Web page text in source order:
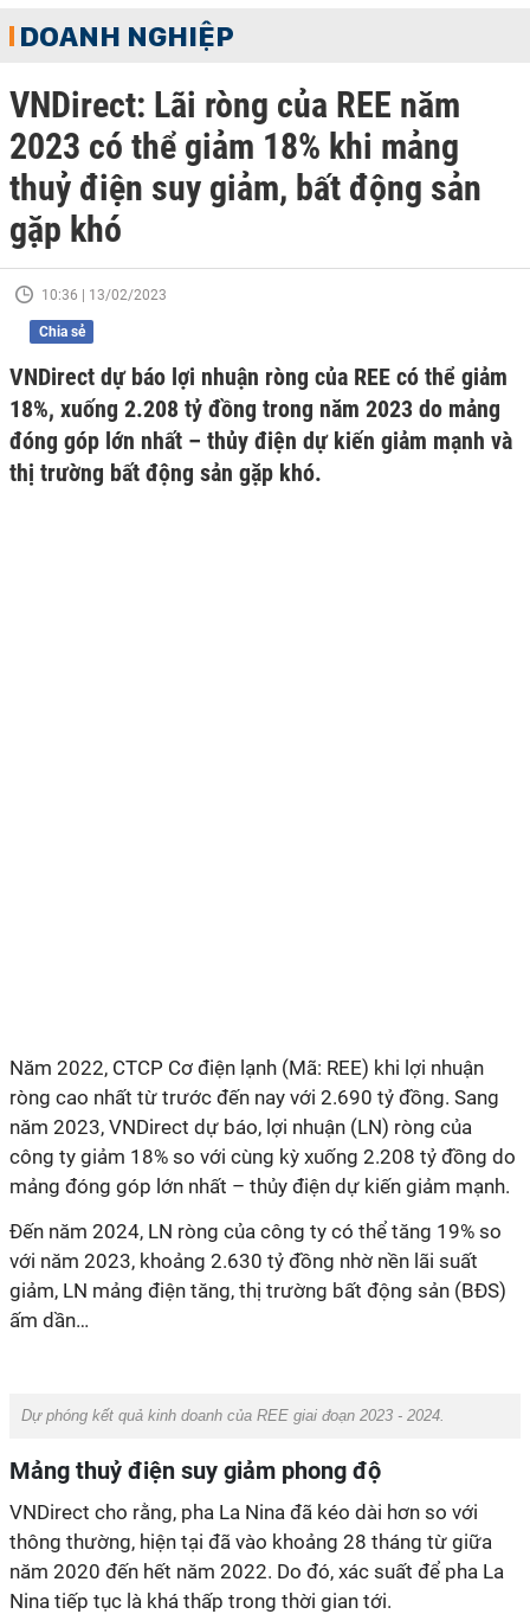
DOANH NGHIỆP
VNDirect: Lãi ròng của REE năm
2023 có thể giảm 18% khi mảng
thuỷ điện suy giảm, bất động sản
gặp khó
10:36 | 13/02/2023
Chia sẻ
VNDirect dự báo lợi nhuận ròng của REE có thể giảm
18%, xuống 2.208 tỷ đồng trong năm 2023 do mảng
đóng góp lớn nhất – thủy điện dự kiến giảm mạnh và
thị trường bất động sản gặp khó.
Năm 2022, CTCP Cơ điện lạnh (Mã: REE) khi lợi nhuận
ròng cao nhất từ trước đến nay với 2.690 tỷ đồng. Sang
năm 2023, VNDirect dự báo, lợi nhuận (LN) ròng của
công ty giảm 18% so với cùng kỳ xuống 2.208 tỷ đồng do
mảng đóng góp ớn nhất – thủy điện dự kiến giảm mạnh.
Đến năm 2024, LN ròng của công ty có thể tăng 19% so
với năm 2023, khoảng 2.630 tỷ đồng nhờ nền lãi suất
giảm, LN mảng điện tăng, thị trường bất động sản (BĐS)
ấm dần…
Dự phóng kết quả kinh doanh của REE giai đoạn 2023 - 2024.
Mảng thuỷ điện suy giảm phong độ
VNDirect cho rằng, pha La Nina đã kéo dài hơn so với
thông thường, hiện tại đã vào khoảng 28 tháng từ giữa
năm 2020 đến hết năm 2022. Do đó, xác suất để pha La
Nina tiếp tục là khá thấp trong thời gian tới.